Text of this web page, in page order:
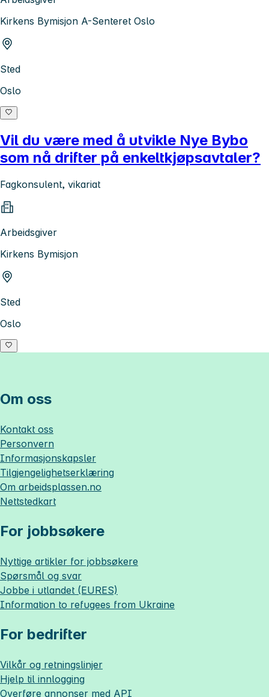
Kirkens Bymisjon A-Senteret Oslo
Sted
Oslo
Vil du være med å utvikle Nye Bybo
som nå drifter på enkeltkjøpsavtaler?
Fagkonsulent, vikariat
Arbeidsgiver
Kirkens Bymisjon
Sted
Oslo
Om oss
Kontakt oss
Personvern
Informasjonskapsler
Tilgjengelighetserklæring
Om arbeidsplassen.no
Nettstedkart
For jobbsøkere
Nyttige artikler for jobbsøkere
Spørsmål og svar
Jobbe i utlandet (EURES)
Information to refugees from Ukraine
For bedrifter
Vilkår og retningslinjer
Hjelp til innlogging
Overføre annonser med API